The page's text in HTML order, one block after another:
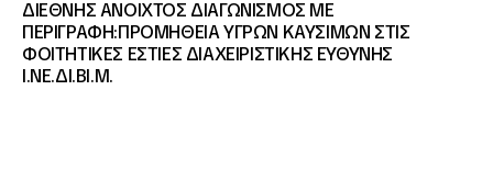
ΔΙΕΘΝΗΣ ΑΝΟΙΧΤΟΣ ΔΙΑΓΩΝΙΣΜΟΣ ΜΕ
ΠΕΡΙΓΡΑΦΗ:ΠΡΟΜΗΘΕΙΑ ΥΓΡΩΝ ΚΑΥΣΙΜΩΝ ΣΤΙΣ
ΦΟΙΤΗΤΙΚΕΣ ΕΣΤΙΕΣ ΔΙΑΧΕΙΡΙΣΤΙΚΗΣ ΕΥΘΥΝΗΣ
Ι.ΝΕ.ΔΙ.ΒΙ.Μ.